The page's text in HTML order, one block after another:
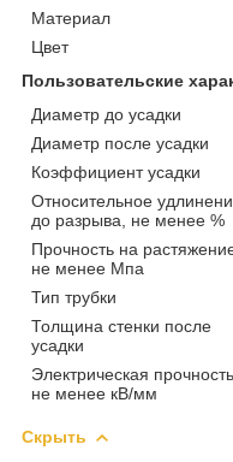
Материал
Цвет
Пользовательские
Диаметр до усадки
Диаметр после усадки
Коэффициент усадки
Относительное
до разрыва, не менее %
Прочность на
не менее Мпа
Тип трубки
Толщина стенки после
усадки
Электрическая прочность,
не менее кВ/мм
Скрыть